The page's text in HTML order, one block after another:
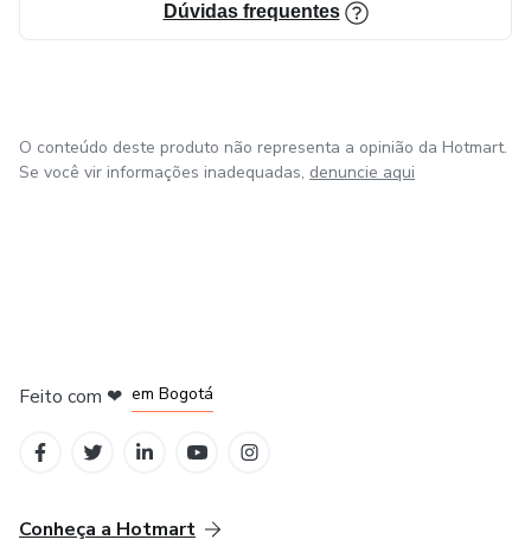
Dúvidas frequentes
O conteúdo deste produto não representa a opinião da Hotmart.
Se você vir informações inadequadas, denuncie aqui
Feito com ❤ em Bogotá
Conheça a Hotmart